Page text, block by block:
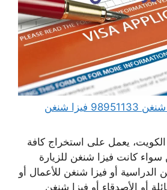
مكتب استخراج فيزا شنغن 98951133 فيزا شنغن
يعمل على استخراج كافة
سواء كانت فيزا شنغن للزيارة
الدراسية أو فيزا شنغن للأعمال أو
أو الأصدقاء أو فيزا شنغن